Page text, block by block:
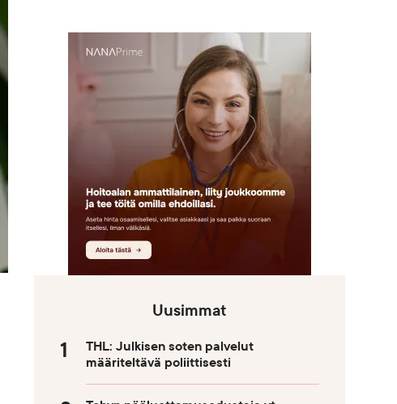
Uusimmat
THL: Julkisen soten palvelut
määriteltävä poliittisesti